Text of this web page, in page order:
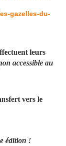
gazelles-du-
leurs
accessible au
vers le
édition !